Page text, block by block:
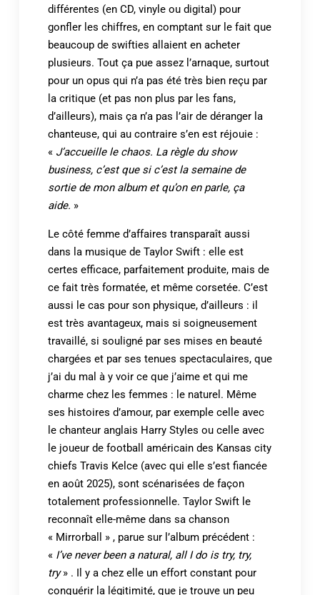
différentes (en CD, vinyle ou digital) pour
gonfler les chiffres, en comptant sur le fait que
beaucoup de swifties allaient en acheter
plusieurs. Tout ça pue assez l’arnaque, surtout
pour un opus qui n’a pas été très bien reçu par
la critique (et pas non plus par les fans,
d’ailleurs), mais ça n’a pas l’air de déranger la
chanteuse, qui au contraire s’en est réjouie :
« J’accueille le chaos. La règle du show
business, c’est que si c’est la semaine de
sortie de mon album et qu’on en parle, ça
aide. »
Le côté femme d’affaires transparaît aussi
dans la musique de Taylor Swift : elle est
certes efficace, parfaitement produite, mais de
ce fait très formatée, et même corsetée. C’est
aussi le cas pour son physique, d’ailleurs : il
est très avantageux, mais si soigneusement
travaillé, si souligné par ses mises en beauté
chargées et par ses tenues spectaculaires, que
j’ai du mal à y voir ce que j’aime et qui me
charme chez les femmes : le naturel. Même
ses histoires d’amour, par exemple celle avec
le chanteur anglais Harry Styles ou celle avec
le joueur de football américain des Kansas city
chiefs Travis Kelce (avec qui elle s’est fiancée
en août 2025), sont scénarisées de façon
totalement professionnelle. Taylor Swift le
reconnaît elle-même dans sa chanson
« Mirrorball » , parue sur l’album précédent :
« I’ve never been a natural, all I do is try, try,
try» . Il y a chez elle un effort constant pour
conquérir la légitimité, que je trouve un peu